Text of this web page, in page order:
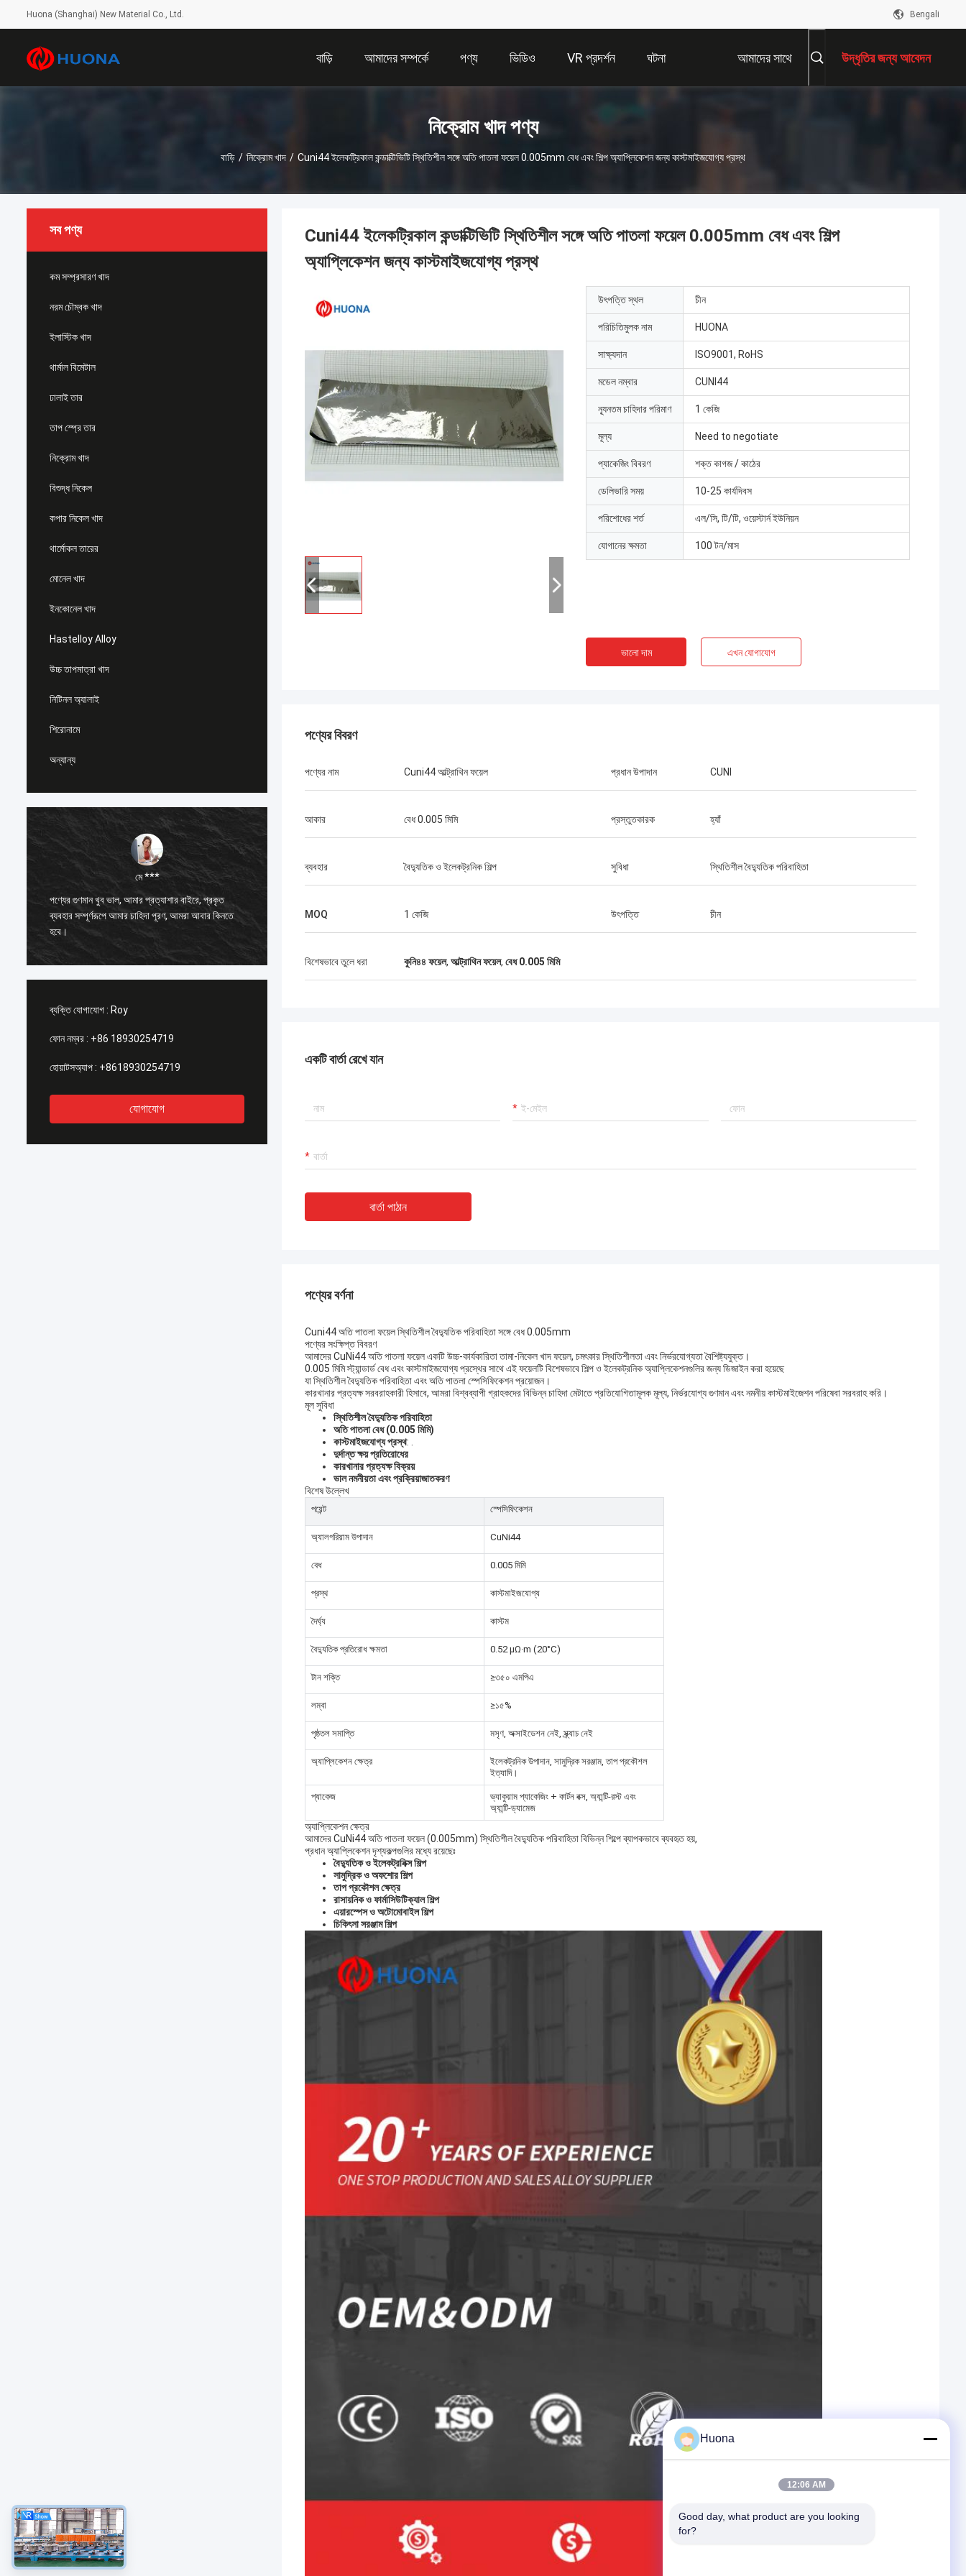
Huona (Shanghai) New Material Co., Ltd. Bengali
বাড়ি আমাদের সম্পর্কে পণ্য ভিডিও VR প্রদর্শন ঘটনা আমাদের সাথে উদ্ধৃতির জন্য আবেদন
নিক্রোম খাদ পণ্য
বাড়ি / নিক্রোম খাদ / Cuni44 ইলেকট্রিকাল কন্ডাক্টিভিটি স্থিতিশীল সঙ্গে অতি পাতলা ফয়েল 0.005mm বেধ এবং শিল্প অ্যাপ্লিকেশন জন্য কাস্টমাইজযোগ্য প্রস্থ
সব পণ্য
কম সম্প্রসারণ খাদ
নরম চৌম্বক খাদ
ইলাস্টিক খাদ
থার্মাল বিমেটাল
ঢালাই তার
তাপ স্প্রে তার
নিক্রোম খাদ
বিশুদ্ধ নিকেল
কপার নিকেল খাদ
থার্মোকল তারের
মোনেল খাদ
ইনকোনেল খাদ
Hastelloy Alloy
উচ্চ তাপমাত্রা খাদ
নিটিনল অ্যালাই
শিরোনামে
অন্যান্য
মে ***
পণ্যের গুণমান খুব ভাল, আমার প্রত্যাশার বাইরে, প্রকৃত
ব্যবহার সম্পূর্ণরূপে আমার চাহিদা পূরণ, আমরা আবার কিনতে
হবে।
একজন খুবই দায়িত্বশীল মহিলা, হুওনার পণ্যের মান বেশ
ভালো।
আলফ্রেড ***
আমরা পণ্য পেয়েছি, সবকিছু ঠিকঠাক হয়েছে। নিখুঁত
প্যাকেজিং, ভাল পণ্যের গুণমান, ভাল দাম - আমরা সন্তুষ্ট।
ব্যক্তি যোগাযোগ : Roy
ফোন নম্বর : +86 18930254719
হোয়াটসঅ্যাপ : +8618930254719
যোগাযোগ
Cuni44 ইলেকট্রিকাল কন্ডাক্টিভিটি স্থিতিশীল সঙ্গে অতি পাতলা ফয়েল 0.005mm বেধ এবং শিল্প
অ্যাপ্লিকেশন জন্য কাস্টমাইজযোগ্য প্রস্থ
উৎপত্তি স্থল চীন
পরিচিতিমুলক নাম HUONA
সাক্ষ্যদান ISO9001, RoHS
মডেল নম্বার CUNI44
ন্যূনতম চাহিদার পরিমাণ 1 কেজি
মূল্য Need to negotiate
প্যাকেজিং বিবরণ শক্ত কাগজ / কাঠের
ডেলিভারি সময় 10-25 কার্যদিবস
পরিশোধের শর্ত এল/সি, টি/টি, ওয়েস্টার্ন ইউনিয়ন
যোগানের ক্ষমতা 100 টন/মাস
ভালো দাম এখন যোগাযোগ
পণ্যের বিবরণ
পণ্যের নাম Cuni44 আল্ট্রাথিন ফয়েল প্রধান উপাদান CUNI
আকার বেধ 0.005 মিমি প্রস্তুতকারক হ্যাঁ
ব্যবহার বৈদ্যুতিক ও ইলেকট্রনিক শিল্প সুবিধা স্থিতিশীল বৈদ্যুতিক পরিবাহিতা
MOQ 1 কেজি উৎপত্তি চীন
বিশেষভাবে তুলে ধরা কুনি৪৪ ফয়েল, আল্ট্রাথিন ফয়েল, বেধ 0.005 মিমি
একটি বার্তা রেখে যান
বার্তা পাঠান
পণ্যের বর্ণনা
Cuni44 অতি পাতলা ফয়েল স্থিতিশীল বৈদ্যুতিক পরিবাহিতা সঙ্গে বেধ 0.005mm
পণ্যের সংক্ষিপ্ত বিবরণ
আমাদের CuNi44 অতি পাতলা ফয়েল একটি উচ্চ-কার্যকারিতা তামা-নিকেল খাদ ফয়েল, চমৎকার স্থিতিশীলতা এবং নির্ভরযোগ্যতা বৈশিষ্ট্যযুক্ত।
0.005 মিমি স্ট্যান্ডার্ড বেধ এবং কাস্টমাইজযোগ্য প্রস্থের সাথে এই ফয়েলটি বিশেষভাবে শিল্প ও ইলেকট্রনিক অ্যাপ্লিকেশনগুলির জন্য ডিজাইন করা হয়েছে
যা স্থিতিশীল বৈদ্যুতিক পরিবাহিতা এবং অতি পাতলা স্পেসিফিকেশন প্রয়োজন।
কারখানার প্রত্যক্ষ সরবরাহকারী হিসাবে, আমরা বিশ্বব্যাপী গ্রাহকদের বিভিন্ন চাহিদা মেটাতে প্রতিযোগিতামূলক মূল্য, নির্ভরযোগ্য গুণমান এবং নমনীয় কাস্টমাইজেশন পরিষেবা সরবরাহ করি।
মূল সুবিধা
স্থিতিশীল বৈদ্যুতিক পরিবাহিতা
অতি পাতলা বেধ (0.005 মিমি)
কাস্টমাইজযোগ্য প্রস্থ: .
দুর্দান্ত ক্ষয় প্রতিরোধের
কারখানার প্রত্যক্ষ বিক্রয়
ভাল নমনীয়তা এবং প্রক্রিয়াজাতকরণ
বিশেষ উল্লেখ
পয়েন্ট স্পেসিফিকেশন
অ্যালগরিয়াম উপাদান CuNi44
বেধ 0.005 মিমি
প্রস্থ কাস্টমাইজযোগ্য
দৈর্ঘ্য কাস্টম
বৈদ্যুতিক প্রতিরোধ ক্ষমতা 0.52 μΩ·m (20°C)
টান শক্তি ≥৩৫০ এমপিএ
লম্বা ≥১৫%
পৃষ্ঠতল সমাপ্তি মসৃণ, অক্সাইডেশন নেই, স্ক্র্যাচ নেই
অ্যাপ্লিকেশন ক্ষেত্র
ইলেকট্রনিক উপাদান, সামুদ্রিক সরঞ্জাম, তাপ প্রকৌশল
ইত্যাদি।
প্যাকেজ
ভ্যাকুয়াম প্যাকেজিং + কার্টন বক্স, অ্যান্টি-রস্ট এবং
অ্যান্টি-ড্যামেজ
অ্যাপ্লিকেশন ক্ষেত্র
আমাদের CuNi44 অতি পাতলা ফয়েল (0.005mm) স্থিতিশীল বৈদ্যুতিক পরিবাহিতা বিভিন্ন শিল্পে ব্যাপকভাবে ব্যবহৃত হয়,
প্রধান অ্যাপ্লিকেশন দৃশ্যকল্পগুলির মধ্যে রয়েছেঃ
বৈদ্যুতিক ও ইলেকট্রনিক্স শিল্প
সামুদ্রিক ও অফশোর শিল্প
তাপ প্রকৌশল ক্ষেত্র
রাসায়নিক ও ফার্মাসিউটিক্যাল শিল্প
এয়ারস্পেস ও অটোমোবাইল শিল্প
চিকিৎসা সরঞ্জাম শিল্প
Huona
12:06 AM
Good day, what product are you looking
for?